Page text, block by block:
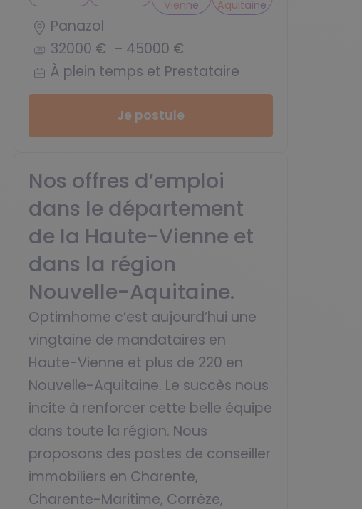
Vienne
Aquitaine
Panazol
32000 € – 45000 €
À plein temps et Prestataire
Je postule
Nos offres d’emploi
dans le département
de la Haute-Vienne et
dans la région
Nouvelle-Aquitaine.
Optimhome c’est aujourd’hui une
vingtaine de mandataires en
Haute-Vienne et plus de 220 en
Nouvelle-Aquitaine. Le succès nous
incite à renforcer cette belle équipe
dans toute la région. Nous
proposons des postes de conseiller
immobiliers en Charente,
Charente-Maritime, Corrèze,